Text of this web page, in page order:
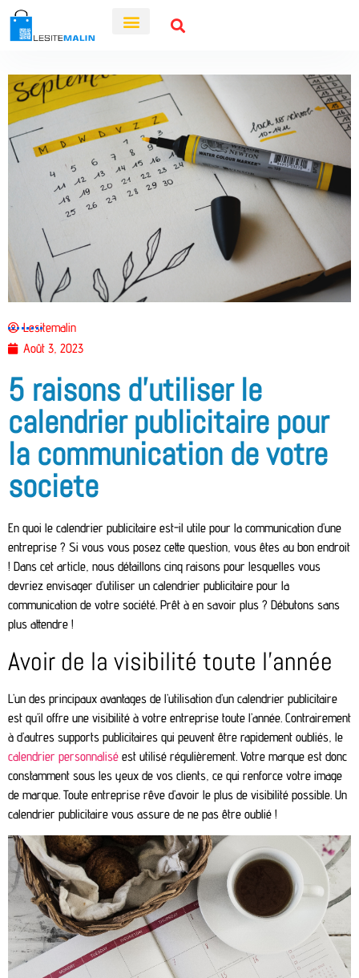
Lesitemalin
Août 3, 2023
5 raisons d’utiliser le
calendrier publicitaire pour
la communication de votre
societe
En quoi le calendrier publicitaire est-il utile pour la communication d’une
entreprise ? Si vous vous posez cette question, vous êtes au bon endroit
! Dans cet article, nous détaillons cinq raisons pour lesquelles vous
devriez envisager d’utiliser un calendrier publicitaire pour la
communication de votre société. Prêt à en savoir plus ? Débutons sans
plus attendre !
Avoir de la visibilité toute l’année
L’un des principaux avantages de l’utilisation d’un calendrier publicitaire
est qu’il offre une visibilité à votre entreprise toute l’année. Contrairement
à d’autres supports publicitaires qui peuvent être rapidement oubliés, le
calendrier personnalisé est utilisé régulièrement. Votre marque est donc
constamment sous les yeux de vos clients, ce qui renforce votre image
de marque. Toute entreprise rêve d’avoir le plus de visibilité possible. Un
calendrier publicitaire vous assure de ne pas être oublié !